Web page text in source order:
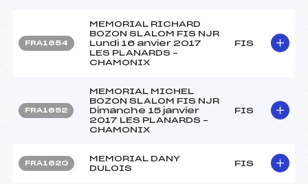
FRA1654
MEMORIAL RICHARD
BOZON SLALOM FIS NJR
Lundi 16 anvier 2017
LES PLANARDS –
CHAMONIX
FIS
FRA1652
MEMORIAL MICHEL
BOZON SLALOM FIS NJR
Dimanche 15 janvier
2017 LES PLANARDS –
CHAMONIX
FIS
FRA1620
MEMORIAL DANY
DULOIS
FIS